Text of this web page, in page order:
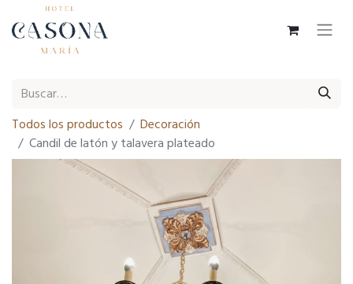
Todos los productos
Decoración
Candil de latón y talavera plateado